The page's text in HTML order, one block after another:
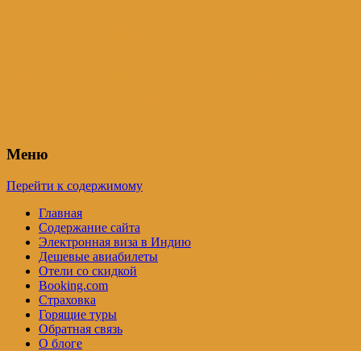
Меню
Перейти к содержимому
Главная
Содержание сайта
Электронная виза в Индию
Дешевые авиабилеты
Отели со скидкой
Booking.com
Страховка
Горящие туры
Обратная связь
О блоге